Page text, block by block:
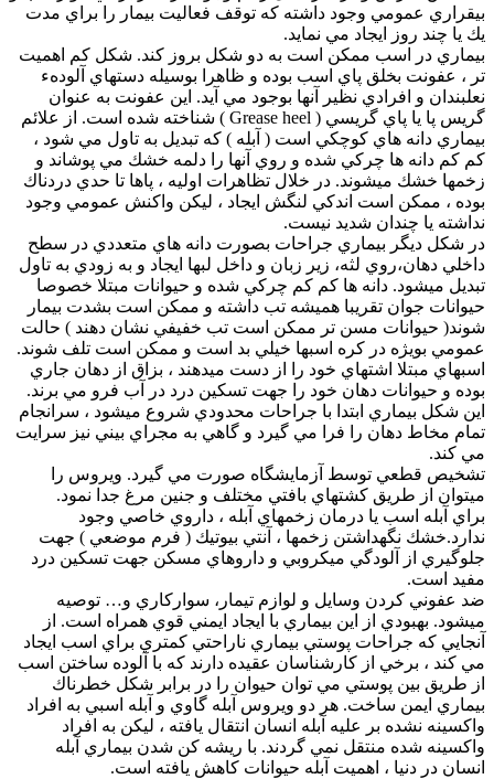
بيقراري عمومي وجود داشته كه توقف فعاليت بيمار را براي مدت
يك يا چند روز ايجاد مي نمايد.
بيماري در اسب ممكن است به دو شكل بروز كند. شكل كم اهميت
تر ، عفونت بخلق پاي اسب بوده و ظاهرا بوسيله دستهاي آلودهء
نعلبندان و افرادي نظير آنها بوجود مي آيد. اين عفونت به عنوان
گريس پا يا پاي گريسي ( Grease heel ) شناخته شده است. از علائم
بيماري دانه هاي كوچكي است ( آبله ) كه تبديل به تاول مي شود ،
كم كم دانه ها چركي شده و روي آنها را دلمه خشك مي پوشاند و
زخمها خشك ميشوند. در خلال تظاهرات اوليه ، پاها تا حدي دردناك
بوده ، ممكن است اندكي لنگش ايجاد ، ليكن واكنش عمومي وجود
نداشته يا چندان شديد نيست.
در شكل ديگر بيماري جراحات بصورت دانه هاي متعددي در سطح
داخلي دهان،روي لثه، زير زبان و داخل لبها ايجاد و به زودي به تاول
تبديل ميشود. دانه ها كم كم چركي شده و حيوانات مبتلا خصوصا
حيوانات جوان تقريبا هميشه تب داشته و ممكن است بشدت بيمار
شوند( حيوانات مسن تر ممكن است تب خفيفي نشان دهند ) حالت
عمومي بويژه در كره اسبها خيلي بد است و ممكن است تلف شوند.
اسبهاي مبتلا اشتهاي خود را از دست ميدهند ، بزاق از دهان جاري
بوده و حيوانات دهان خود را جهت تسكين درد در آب فرو مي برند.
اين شكل بيماري ابتدا با جراحات محدودي شروع ميشود ، سرانجام
تمام مخاط دهان را فرا مي گيرد و گاهي به مجراي بيني نيز سرايت
مي كند.
تشخيص قطعي توسط آزمايشگاه صورت مي گيرد. ويروس را
ميتوان از طريق كشتهاي بافتي مختلف و جنين مرغ جدا نمود.
براي آبله اسب يا درمان زخمهاي آبله ، داروي خاصي وجود
ندارد.خشك نگهداشتن زخمها ، آنتي بيوتيك ( فرم موضعي ) جهت
جلوگيري از آلودگي ميكروبي و داروهاي مسكن جهت تسكين درد
مفيد است.
ضد عفوني كردن وسايل و لوازم تيمار، سواركاري و… توصيه
ميشود. بهبودي از اين بيماري با ايجاد ايمني قوي همراه است. از
آنجايي كه جراحات پوستي بيماري ناراحتي كمتري براي اسب ايجاد
مي كند ، برخي از كارشناسان عقيده دارند كه با آلوده ساختن اسب
از طريق بين پوستي مي توان حيوان را در برابر شكل خطرناك
بيماري ايمن ساخت. هر دو ويروس آبله گاوي و آبله اسبي به افراد
واكسينه نشده بر عليه آبله انسان انتقال يافته ، ليكن به افراد
واكسينه شده منتقل نمي گردند. با ريشه كن شدن بيماري آبله
انسان در دنيا ، اهميت آبله حيوانات كاهش يافته است.